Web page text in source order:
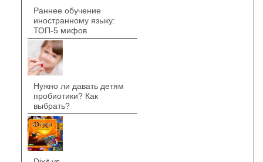
Раннее обучение
иностранному языку:
ТОП-5 мифов
Нужно ли давать детям
пробиотики? Как
выбрать?